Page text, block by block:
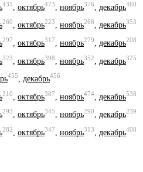
431 октябрь473 ноябрь376 декабрь460
260, октябрь223, ноябрь268, декабрь353
297 октябрь317 ноябрь279 декабрь208
323 октябрь398 ноябрь352 декабрь325
455, декабрь456
310 октябрь387 ноябрь474 декабрь538
293, октябрь345, ноябрь290, декабрь239
282 октябрь347 ноябрь313 декабрь408